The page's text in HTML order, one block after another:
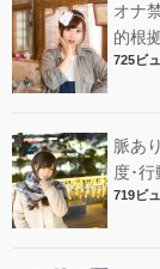
オナ
的根
725ビ
脈あ
度･
719ビ